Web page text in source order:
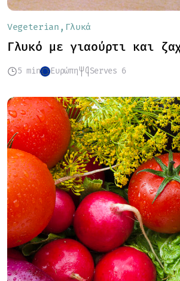
Vegeterian Γλυκά
Γλυκό με γιαούρτι και
5 min Ευρώπη Serves 6